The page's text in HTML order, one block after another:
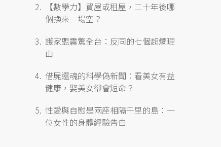
【數學力】買屋或租屋，二十年後哪
個換來一場空？
護家盟震驚全台：反同的七個超爛理
由
借屍還魂的科學偽新聞：看美女有益
健康，娶美女卻會短命？
性愛與自慰是兩座相隔千里的島：一
位女性的身體經驗告白